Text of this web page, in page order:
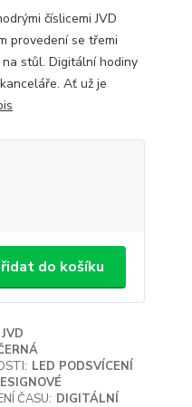
číslicemi JVD
provedení se třemi
stůl. Digitální hodiny
Ať už je
do košíku
JVD
LED PODSVÍCENÍ
ČASU: DIGITÁLNÍ